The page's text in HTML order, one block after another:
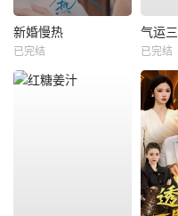
新婚慢热
已完结 已完结